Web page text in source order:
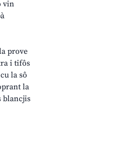
vin
prove
i tifôs
la sô
la
blancjis